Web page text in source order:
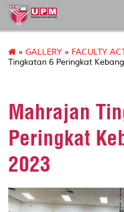
fbmk
» GALLERY » FACULTY
Tingkatan 6 Peringkat
Mahrajan
Peringkat
2023